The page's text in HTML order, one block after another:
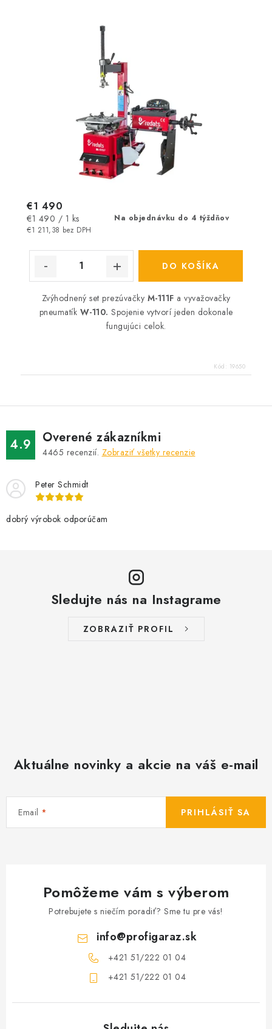
Na objednávku do 4 týždňov
€1 211,38 bez DPH
€1 490
Jednotková
cena:
€1 490 / 1 ks
DO KOŠÍKA
Zvýhodnený set prezúvačky M-111F a vyvažovačky
pneumatík W-110. Spojenie vytvorí jeden dokonale
fungujúci celok.
Kód: 19650
4.9 Overené zákazníkmi
4465 recenzií. Zobraziť všetky recenzie
Peter Schmidt
dobrý výrobok odporúčam
Sledujte nás na Instagrame
ZOBRAZIŤ PROFIL
Aktuálne novinky a akcie na váš e-mail
Email PRIHLÁSIŤ SA
Pomôžeme vám s výberom
Potrebujete s niečím poradiť? Sme tu pre vás!
info@profigaraz.sk
+421 51/222 01 04
+421 51/222 01 04